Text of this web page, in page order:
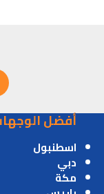
أفضل
اسطنبول
دبي
مكة